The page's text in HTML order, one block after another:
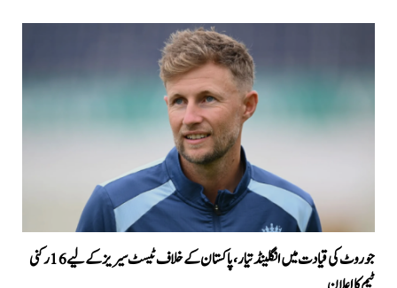
جو روٹ کی قیادت میں انگلینڈ تیار، پاکستان کے خلاف ٹیسٹ سیریز کے لیے 16 رکنی